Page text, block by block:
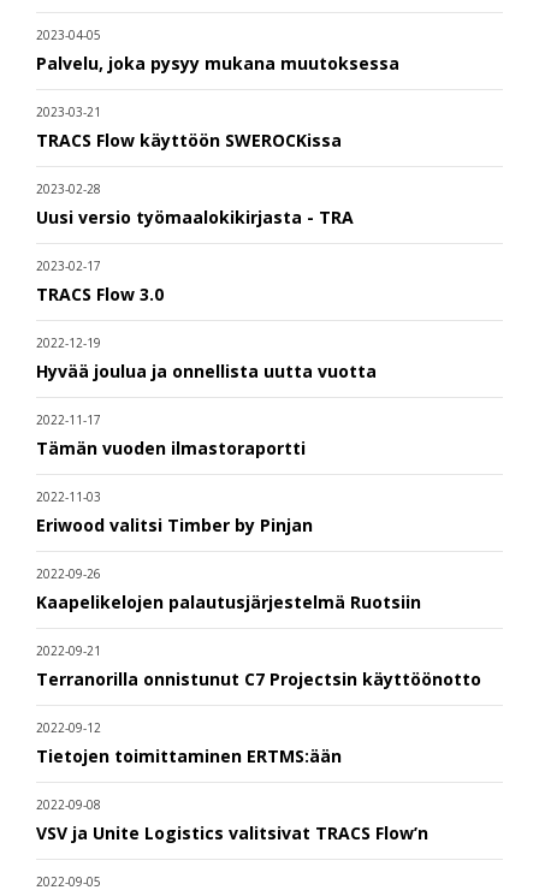
2023-04-05
Palvelu, joka pysyy mukana muutoksessa
2023-03-21
TRACS Flow käyttöön SWEROCKissa
2023-02-28
Uusi versio työmaalokikirjasta - TRA
2023-02-17
TRACS Flow 3.0
2022-12-19
Hyvää joulua ja onnellista uutta vuotta
2022-11-17
Tämän vuoden ilmastoraportti
2022-11-03
Eriwood valitsi Timber by Pinjan
2022-09-26
Kaapelikelojen palautusjärjestelmä Ruotsiin
2022-09-21
Terranorilla onnistunut C7 Projectsin käyttöönotto
2022-09-12
Tietojen toimittaminen ERTMS:ään
2022-09-08
VSV ja Unite Logistics valitsivat TRACS Flow’n
2022-09-05